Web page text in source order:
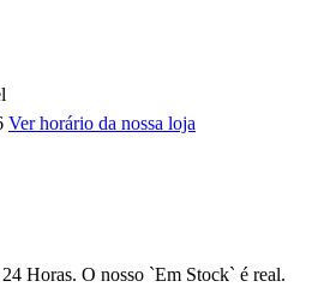
Ver horário da nossa loja
Horas. O nosso `Em Stock` é real.